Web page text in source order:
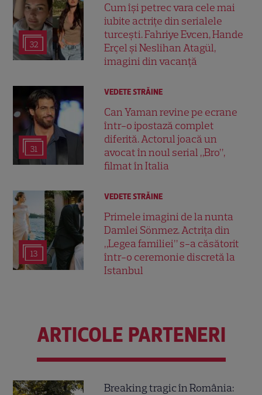
32
Cum își petrec vara cele mai
iubite actrițe din serialele
turcești. Fahriye Evcen, Hande
Erçel și Neslihan Atagül,
imagini din vacanță
31
VEDETE STRĂINE
Can Yaman revine pe ecrane
într-o ipostază complet
diferită. Actorul joacă un
avocat în noul serial „Bro”,
filmat în Italia
13
VEDETE STRĂINE
Primele imagini de la nunta
Damlei Sönmez. Actrița din
„Legea familiei” s-a căsătorit
într-o ceremonie discretă la
Istanbul
ARTICOLE PARTENERI
Breaking tragic în România: